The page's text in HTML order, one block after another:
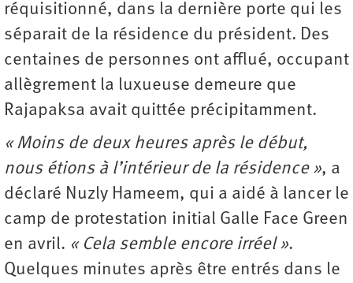
réquisitionné, dans la dernière porte qui les
séparait de la résidence du président. Des
centaines de personnes ont afflué, occupant
allègrement la luxueuse demeure que
Rajapaksa avait quittée précipitamment.
« Moins de deux heures après le début,
nous étions à l’intérieur de la résidence », a
déclaré Nuzly Hameem, qui a aidé à lancer le
camp de protestation initial Galle Face Green
en avril. « Cela semble encore irréel ».
Quelques minutes après être entrés dans le